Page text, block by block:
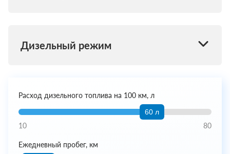
Дизельный режим
Расход дизельного топлива на 100 км, л
60 л
10 80
Ежедневный пробег, км